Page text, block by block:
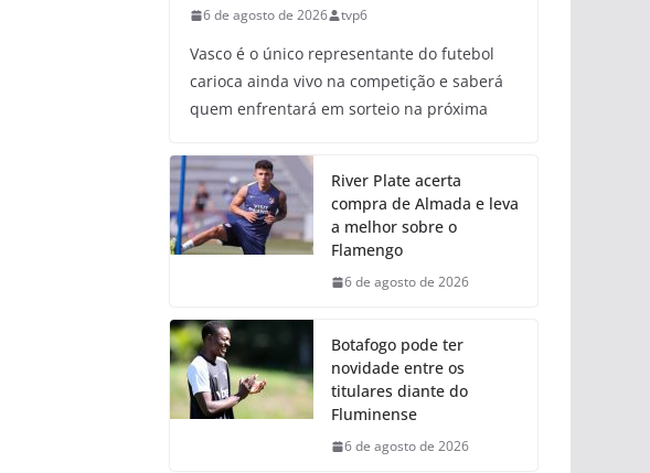
6 de agosto de 2026 tvp6
Vasco é o único representante do futebol
carioca ainda vivo na competição e saberá
quem enfrentará em sorteio na próxima
River Plate acerta
compra de Almada e leva
a melhor sobre o
Flamengo
6 de agosto de 2026
Botafogo pode ter
novidade entre os
titulares diante do
Fluminense
6 de agosto de 2026